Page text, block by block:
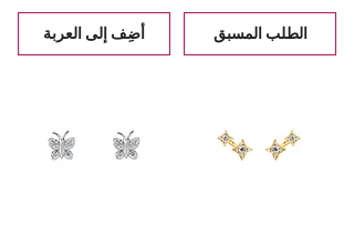
الطلب المسبق أضِف إلى العربة